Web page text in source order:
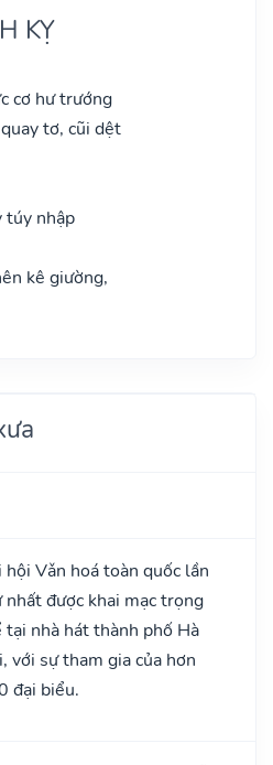
KỴ
cơ hư trướng
tơ, cũi dệt
túy nhập
kê giường,
Vǎn hoá toàn quốc lần
nhất được khai mạc trọng
tại nhà hát thành phố Hà
với sự tham gia của hơn
đại biểu.